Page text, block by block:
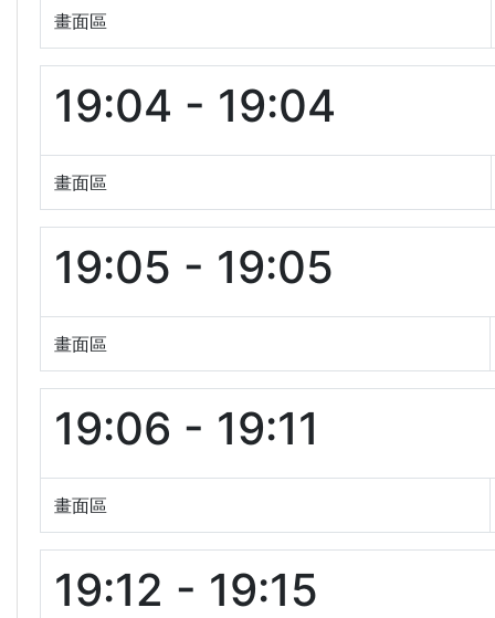
畫面區
19:04 - 19:04
畫面區
19:05 - 19:05
畫面區
19:06 - 19:11
畫面區
19:12 - 19:15